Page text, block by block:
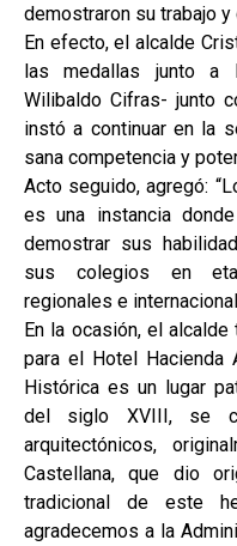
demostraron su trabajo y
En efecto, el alcalde
las medallas junto a
Wilibaldo Cifras- junto
instó a continuar en la
sana competencia y
Acto seguido, agregó:
es una instancia
demostrar sus
sus colegios en
regionales e
En la ocasión, el
para el Hotel Hacienda
Histórica es un lugar
del siglo XVIII, se
arquitectónicos,
Castellana, que dio
tradicional de este
agradecemos a la